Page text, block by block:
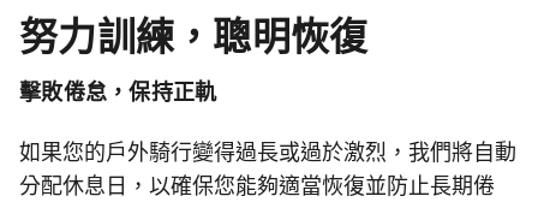
努力訓練，聰明恢復
擊敗倦怠，保持正軌
如果您的戶外騎行變得過長或過於激烈，我們將自動
分配休息日，以確保您能夠適當恢復並防止長期倦